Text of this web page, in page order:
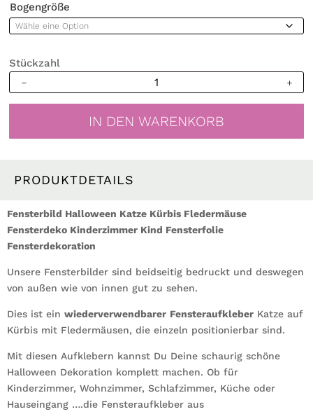
Bogengröße
Stückzahl
Halloween
Kinderzimmer
Fensterfolie
Fensterdekoration
Menge
IN DEN WARENKORB
PRODUKTDETAILS
Fensterbild Halloween Katze Kürbis Fledermäuse
Fensterdeko Kinderzimmer Kind Fensterfolie
Fensterdekoration
Unsere Fensterbilder sind beidseitig bedruckt und deswegen
von außen wie von innen gut zu sehen.
Dies ist ein wiederverwendbarer Fensteraufkleber Katze auf
Kürbis mit Fledermäusen, die einzeln positionierbar sind.
Mit diesen Aufklebern kannst Du Deine schaurig schöne
Halloween Dekoration komplett machen. Ob für
Kinderzimmer, Wohnzimmer, Schlafzimmer, Küche oder
Hauseingang ….die Fensteraufkleber aus